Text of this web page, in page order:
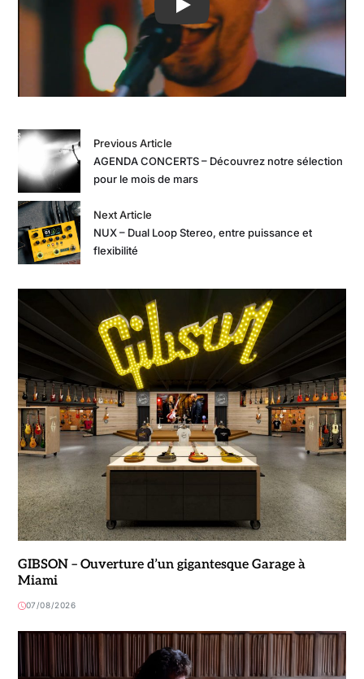
Play
Previous Article
AGENDA CONCERTS – Découvrez notre sélection
pour le mois de mars
Next Article
NUX – Dual Loop Stereo, entre puissance et
flexibilité
GIBSON – Ouverture d’un gigantesque Garage à
Miami
07/08/2026